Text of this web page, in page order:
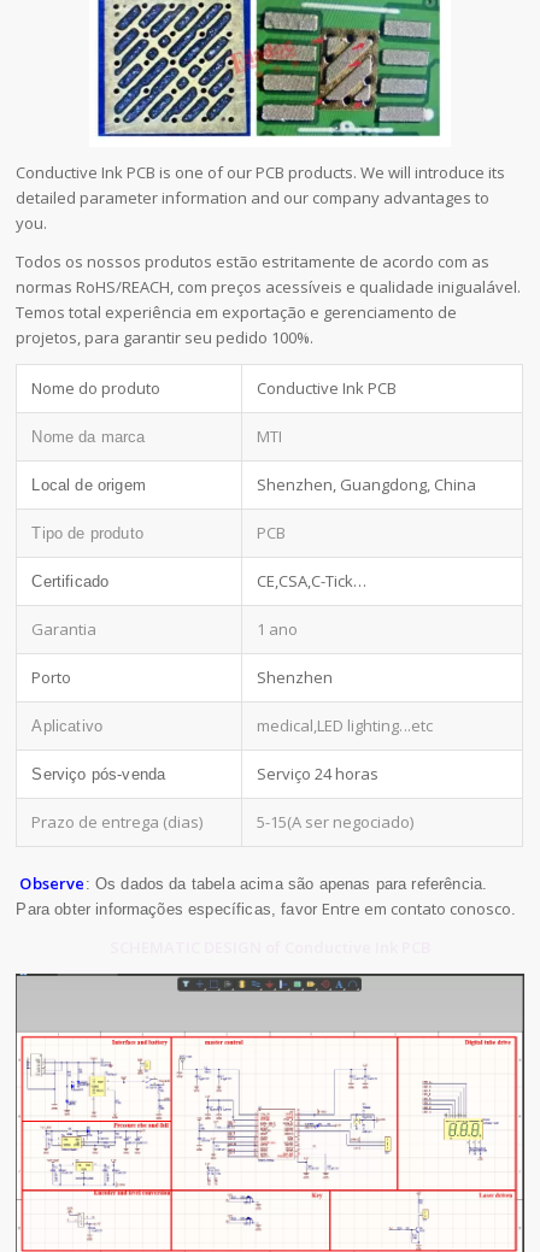
Conductive Ink PCB is one of our PCB products. We will introduce its
detailed parameter information and our company advantages to
you.
Todos os nossos produtos estão estritamente de acordo com as
normas RoHS/REACH, com preços acessíveis e qualidade inigualável.
Temos total experiência em exportação e gerenciamento de
projetos, para garantir seu pedido 100%.
Nome do produto Conductive Ink PCB
Nome da marca MTI
Local de origem Shenzhen, Guangdong, China
Tipo de produto PCB
Certificado CE,CSA,C-Tick…
Garantia 1 ano
Porto Shenzhen
Aplicativo medical,LED lighting...etc
Serviço pós-venda Serviço 24 horas
Prazo de entrega (dias) 5-15(A ser negociado)
Observe : Os dados da tabela acima são apenas para referência.
Para obter informações específicas, favor Entre em contato conosco.